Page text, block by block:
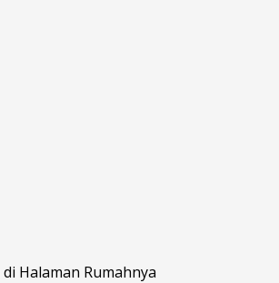
Halaman Rumahnya